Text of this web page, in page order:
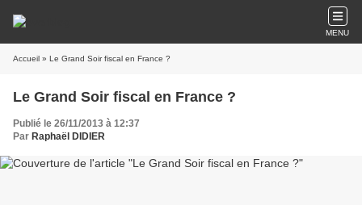
MENU
Accueil » Le Grand Soir fiscal en France ?
Le Grand Soir fiscal en France ?
Publié le 26/11/2013 à 12:37
Par Raphaël DIDIER